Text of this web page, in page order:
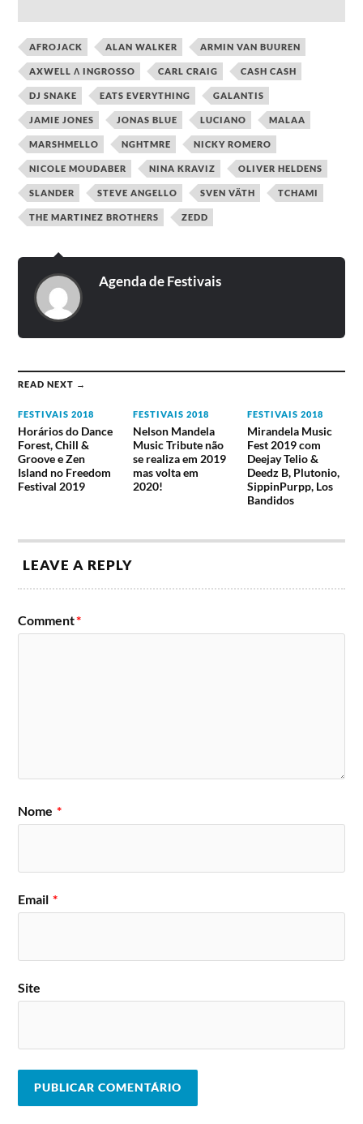
AFROJACK ALAN WALKER ARMIN VAN BUUREN
AXWELL Λ INGROSSO CARL CRAIG CASH CASH
DJ SNAKE EATS EVERYTHING GALANTIS
JAMIE JONES JONAS BLUE LUCIANO MALAA
MARSHMELLO NGHTMRE NICKY ROMERO
NICOLE MOUDABER NINA KRAVIZ OLIVER HELDENS
SLANDER STEVE ANGELLO SVEN VÄTH TCHAMI
THE MARTINEZ BROTHERS ZEDD
Agenda de Festivais
READ NEXT →
FESTIVAIS 2018
Horários do Dance
Forest, Chill &
Groove e Zen
Island no Freedom
Festival 2019
FESTIVAIS 2018
Nelson Mandela
Music Tribute não
se realiza em 2019
mas volta em
2020!
FESTIVAIS 2018
Mirandela Music
Fest 2019 com
Deejay Telio &
Deedz B, Plutonio,
SippinPurpp, Los
Bandidos
LEAVE A REPLY
Comment*
Nome *
Email *
Site